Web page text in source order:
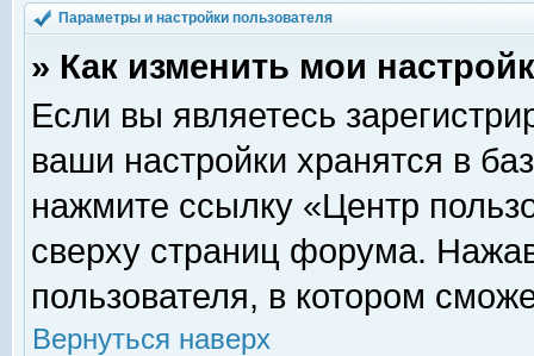
Параметры и настройки пользователя
» Как изменить мои
Если вы являетесь
ваши настройки хранятся в
нажмите ссылку «Центр
сверху страниц форума.
пользователя, в котором
Вернуться наверх